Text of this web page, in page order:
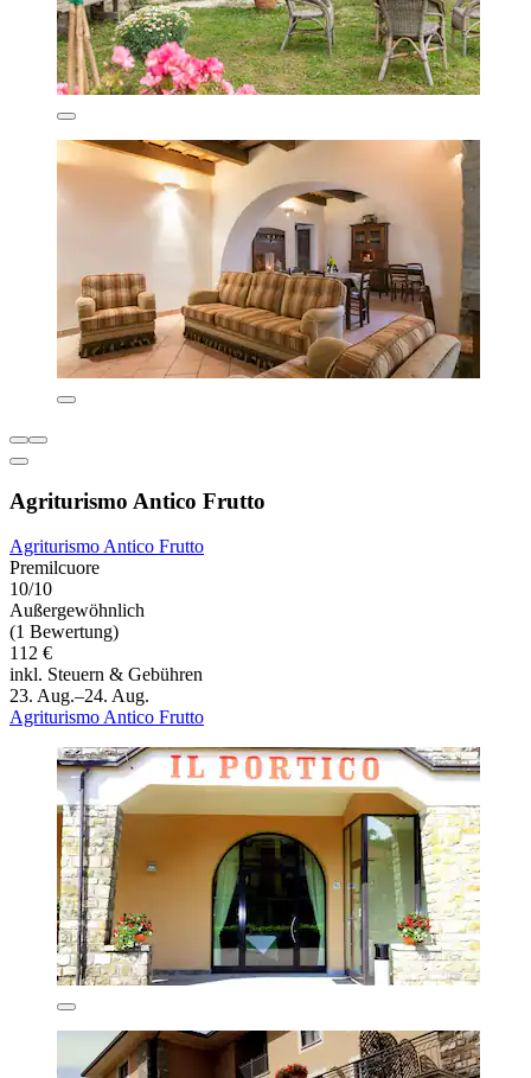
Agriturismo Antico Frutto
Agriturismo Antico Frutto
Premilcuore
10/10
Außergewöhnlich
(1 Bewertung)
112 €
inkl. Steuern & Gebühren
23. Aug.–24. Aug.
Agriturismo Antico Frutto